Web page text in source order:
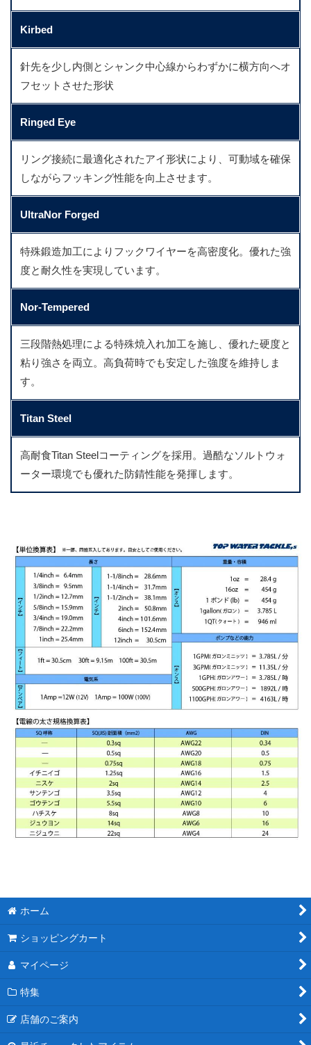
Kirbed
針先を少し内側とシャンク中心線からわずかに横方向へオ
フセットさせた形状
Ringed Eye
リング接続に最適化されたアイ形状により、可動域を確保
しながらフッキング性能を向上させます。
UltraNor Forged
特殊鍛造加工によりフックワイヤーを高密度化。優れた強
度と耐久性を実現しています。
Nor-Tempered
三段階熱処理による特殊焼入れ加工を施し、優れた硬度と
粘り強さを両立。高負荷時でも安定した強度を維持しま
す。
Titan Steel
高耐食Titan Steelコーティングを採用。過酷なソルトウォ
ーター環境でも優れた防錆性能を発揮します。
ホーム
ショッピングカート
マイページ
特集
店舗のご案内